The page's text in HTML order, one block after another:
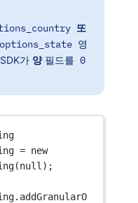
또
영
가 양필드를 0
= new
(null );
addGranularO